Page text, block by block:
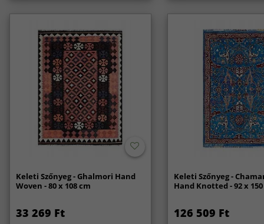
Keleti Szőnyeg - Ghalmori Hand
Woven - 80 x 108 cm
33 269 Ft
Keleti Szőnyeg -
Hand Knotted - 92 x
126 509 Ft